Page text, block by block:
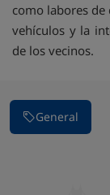
como labores
vehículos y la
de los vecinos.
General